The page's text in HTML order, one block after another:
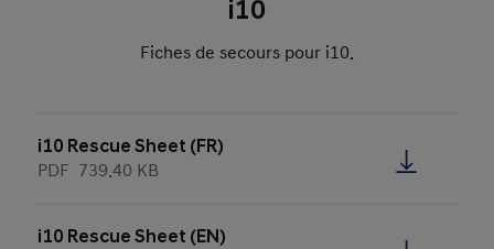
i10
Fiches de secours pour i10.
i10 Rescue Sheet (FR)
PDF 739.40 KB
i10 Rescue Sheet (EN)